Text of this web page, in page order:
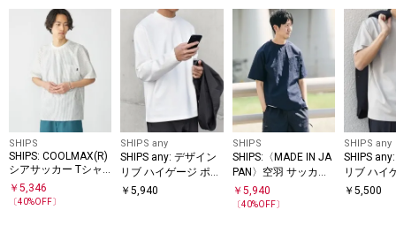
SHIPS
SHIPS: COOLMAX(R)
シアサッカー Tシャ
ツ
￥ 5,346
〔40%OFF〕
SHIPS any
SHIPS any: デザイン
リブ ハイゲージ ポン
チ クルーネック Tシ
￥5,940
SHIPS
SHIPS:〈MADE IN JA
PAN〉空羽 サッカー
Tシャツ
￥ 5,940
〔40%OFF〕
SHIPS any
SHIPS
リブ ハイ
チ クルー
￥5,500